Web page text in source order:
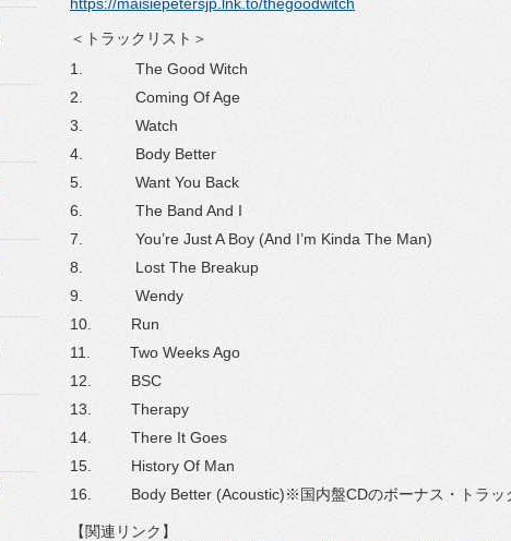
＜トラックリスト＞
1.
The Good Witch
2.
Coming Of Age
3.
Watch
4.
Body Better
5.
Want You Back
6.
The Band And I
7.
You’re Just A Boy (And I’m Kinda The Man)
8.
Lost The Breakup
9.
Wendy
10.
Run
11.
Two Weeks Ago
12.
BSC
13.
Therapy
14.
There It Goes
15.
History Of Man
16.
Body Better (Acoustic)※国内盤CDのボーナス・ トラッ
【関連リンク】